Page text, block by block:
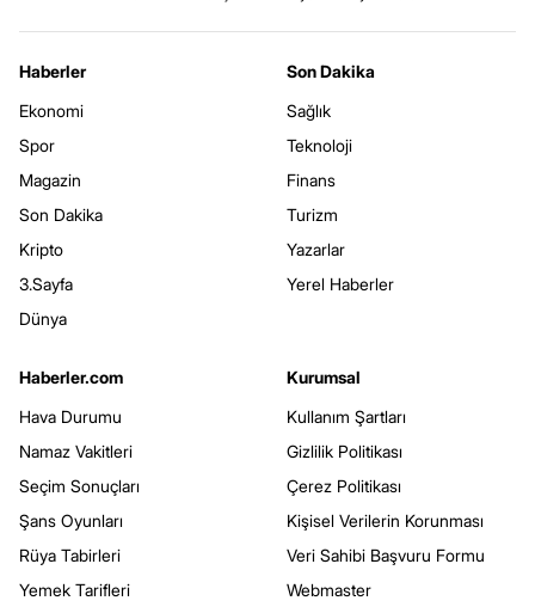
Haberler
Ekonomi
Spor
Magazin
Son Dakika
Kripto
3.Sayfa
Dünya
Son Dakika
Sağlık
Teknoloji
Finans
Turizm
Yazarlar
Yerel Haberler
Haberler.com
Hava Durumu
Namaz Vakitleri
Seçim Sonuçları
Şans Oyunları
Rüya Tabirleri
Yemek Tarifleri
Kurumsal
Kullanım Şartları
Gizlilik Politikası
Çerez Politikası
Kişisel Verilerin Korunması
Veri Sahibi Başvuru Formu
Webmaster